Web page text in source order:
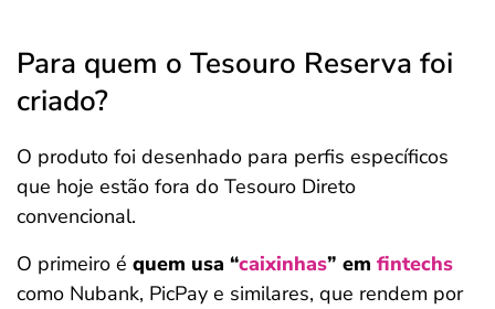
Para quem o Tesouro Reserva foi
criado?
O produto foi desenhado para perfis específicos
que hoje estão fora do Tesouro Direto
convencional.
O primeiro é quem usa “caixinhas” em fintechs
como Nubank, PicPay e similares, que rendem por